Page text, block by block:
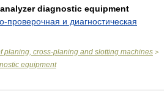
diagnostic equipment
проверочная и диагностическая
planing, cross-planing and slotting machines >
equipment